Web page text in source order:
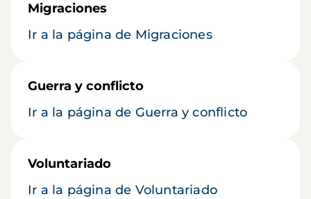
Migraciones
Ir a la página de Migraciones
Guerra y conflicto
Ir a la página de Guerra y conflicto
Voluntariado
Ir a la página de Voluntariado